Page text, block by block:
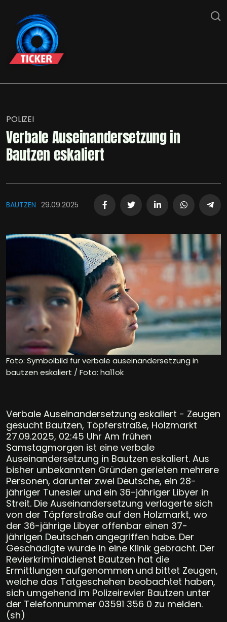
POLIZEI
Verbale Auseinandersetzung in
Bautzen eskaliert
BAUTZEN 29.09.2025
Foto: Symbolbild für verbale auseinandersetzung in
bautzen eskaliert / Foto: ha11ok
Verbale Auseinandersetzung eskaliert - Zeugen
gesucht Bautzen, Töpferstraße, Holzmarkt
27.09.2025, 02:45 Uhr Am frühen
Samstagmorgen ist eine verbale
Auseinandersetzung in Bautzen eskaliert. Aus
bisher unbekannten Gründen gerieten mehrere
Personen, darunter zwei Deutsche, ein 28-
jähriger Tunesier und ein 36-jähriger Libyer in
Streit. Die Auseinandersetzung verlagerte sich
von der Töpferstraße auf den Holzmarkt, wo
der 36-jährige Libyer offenbar einen 37-
jährigen Deutschen angegriffen habe. Der
Geschädigte wurde in eine Klinik gebracht. Der
Revierkriminaldienst Bautzen hat die
Ermittlungen aufgenommen und bittet Zeugen,
welche das Tatgeschehen beobachtet haben,
sich umgehend im Polizeirevier Bautzen unter
der Telefonnummer 03591 356 0 zu melden.
(sh)